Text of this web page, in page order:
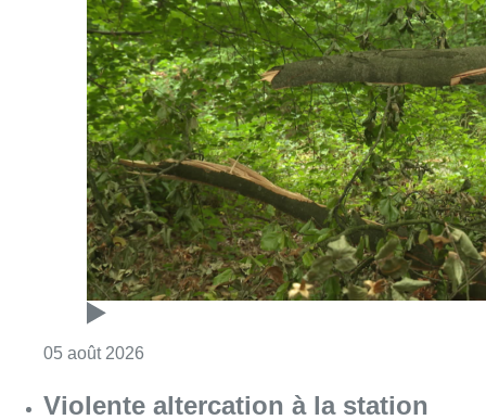
05 août 2026Consulter l'article "Sécheresse : attention
Violente altercation à la station
Bourse: les deux suspects
impliqués restent en détention